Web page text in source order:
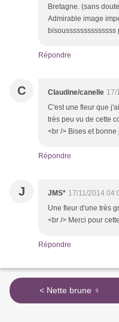
Bretagne. (sans
Admirable image
Répondre
C Claudine/canelle 17/
C'est une fleur que
très peu vu de cette
<br /> Bises et bonne
Répondre
J JMS* 17/11/2014
Une fleur d'une très
<br /> Merci pour
Répondre
< Nette brune ♀